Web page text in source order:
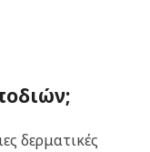
δερματικές